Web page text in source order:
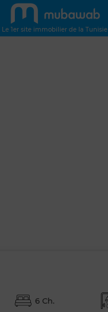
Le 1er site immobilier de la Tunisie
6 Ch.